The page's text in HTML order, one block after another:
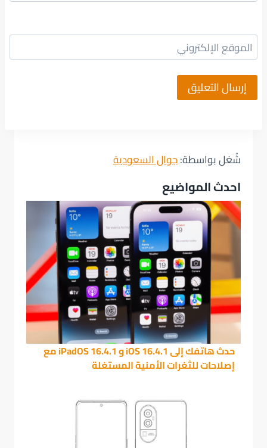
الموقع الإلكتروني
شُغل بواسطة:جوال السعودية
احدث المواضيع
حدث هاتفك إلى iOS 16.4.1 و iPadOS 16.4.1 مع
إصلاحات للثغرات الأمنية المستغلة